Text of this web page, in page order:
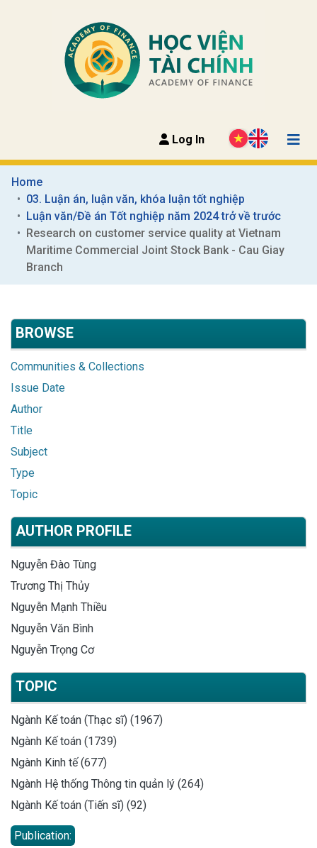
Log In
Home
03. Luận án, luận văn, khóa luận tốt nghiệp
Luận văn/Đề án Tốt nghiệp năm 2024 trở về trước
Research on customer service quality at Vietnam
Maritime Commercial Joint Stock Bank - Cau Giay
Branch
BROWSE
Communities & Collections
Issue Date
Author
Title
Subject
Type
Topic
AUTHOR PROFILE
Nguyễn Đào Tùng
Trương Thị Thủy
Nguyễn Mạnh Thiều
Nguyễn Văn Bình
Nguyễn Trọng Cơ
TOPIC
Ngành Kế toán (Thạc sĩ) (1967)
Ngành Kế toán (1739)
Ngành Kinh tế (677)
Ngành Hệ thống Thông tin quản lý (264)
Ngành Kế toán (Tiến sĩ) (92)
Publication: